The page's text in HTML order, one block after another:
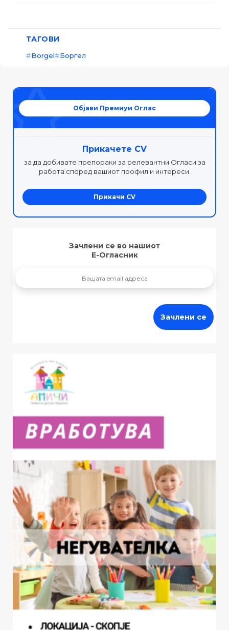
ТАГОВИ
Borgel Боргел
Објави Премиум Оглас
Прикачете CV
за да добивате препораки за релевантни Огласи за
работа според вашиот профил и интереси.
Прикачи CV
Зачлени се во нашиот
Е-Огласник